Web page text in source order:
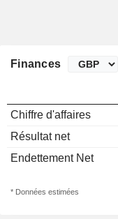
Finances
Chiffre d'affaires
Résultat net
Endettement Net
* Données estimées